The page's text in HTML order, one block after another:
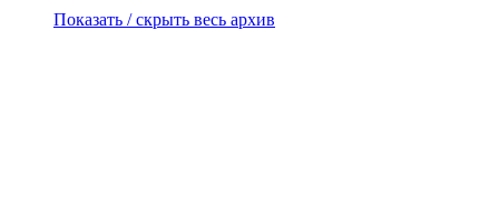
Показать / скрыть весь архив